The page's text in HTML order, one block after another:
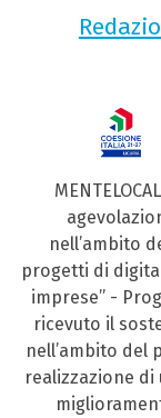
nell’ambito
progetti di
imprese” -
ricevuto il
nell’ambito del
realizzazione